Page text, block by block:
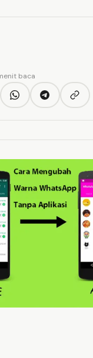
baca
X
WhatsAppTelegram